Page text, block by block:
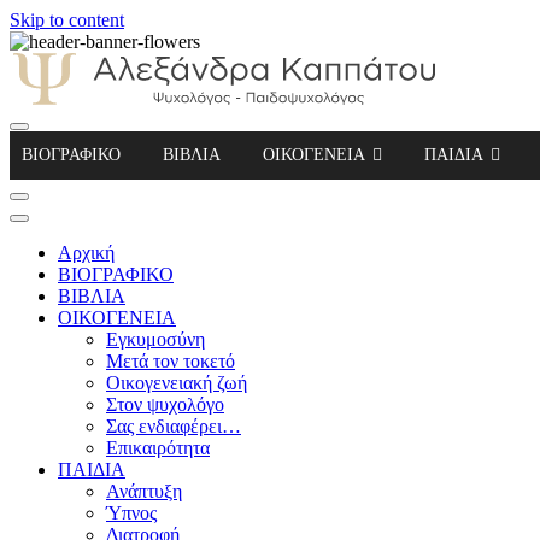
Skip to content
Αλεξάνδρα Καππάτου Ψυχολόγος –
ΒΙΟΓΡΑΦΙΚΟ ΒΙΒΛΙΑ ΟΙΚΟΓΕΝΕΙΑ ΠΑΙΔΙΑ
Αρχική
ΒΙΟΓΡΑΦΙΚΟ
ΒΙΒΛΙΑ
ΟΙΚΟΓΕΝΕΙΑ
Εγκυμοσύνη
Μετά τον τοκετό
Οικογενειακή ζωή
Στον ψυχολόγο
Σας ενδιαφέρει…
Επικαιρότητα
ΠΑΙΔΙΑ
Ανάπτυξη
Ύπνος
Διατροφή